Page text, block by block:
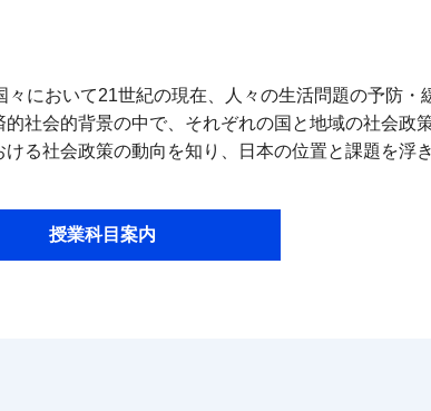
において21世紀の現在、人々の生活問題の予防・
社会的背景の中で、それぞれの国と地域の社会政
る社会政策の動向を知り、日本の位置と課題を浮
授業科目案内